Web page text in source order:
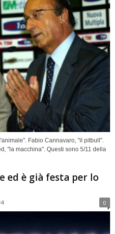
Fabio Cannavaro, "il pitbull".
"la macchina". Questi sono 5/11 della
ed è già festa per lo
0